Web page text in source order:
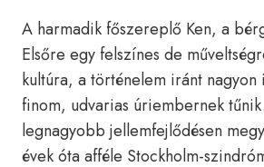
A harmadik főszereplő Ken, a
Elsőre egy felszínes de
kultúra, a történelem iránt nagyon
finom, udvarias úriembernek
legnagyobb jellemfejlődésen
évek óta afféle Stockholm-